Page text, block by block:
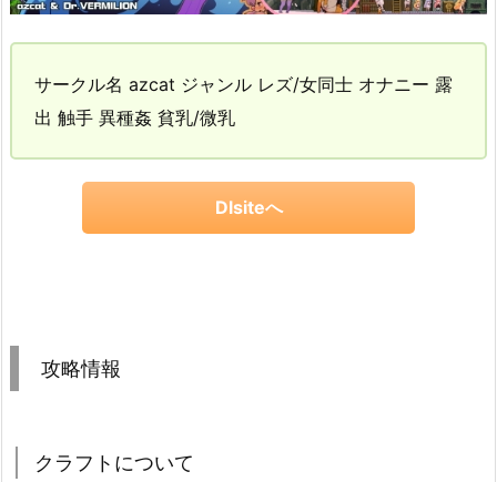
サークル名 azcat ジャンル レズ/女同士 オナニー 露
出 触手 異種姦 貧乳/微乳
Dlsiteへ
攻略情報
クラフトについて